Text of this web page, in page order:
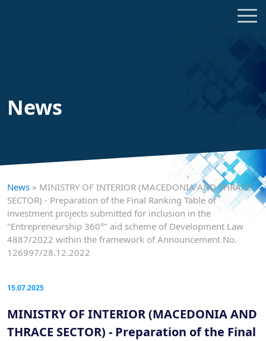
News
News » MINISTRY OF INTERIOR (MACEDONIA AND THRACE
SECTOR) - Preparation of the Final Ranking Table of
investment projects submitted for inclusion in the
"Entrepreneurship 360°" aid scheme of Development Law
4887/2022 within the framework of Announcement No.
126997/28.12.2022
15.07.2025
MINISTRY OF INTERIOR (MACEDONIA AND
THRACE SECTOR) - Preparation of the Final